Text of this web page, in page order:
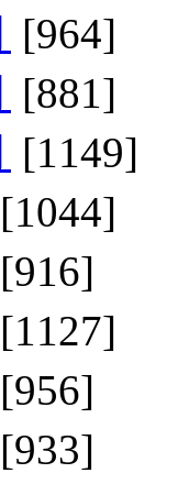
[964]
[881]
[1149]
[1044]
[916]
[1127]
[956]
[933]